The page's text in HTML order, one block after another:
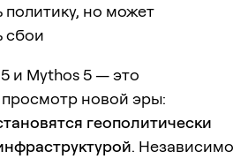
политику, но может
сбои
и Mythos 5 — это
новой эры:
геополитически
. Независимо